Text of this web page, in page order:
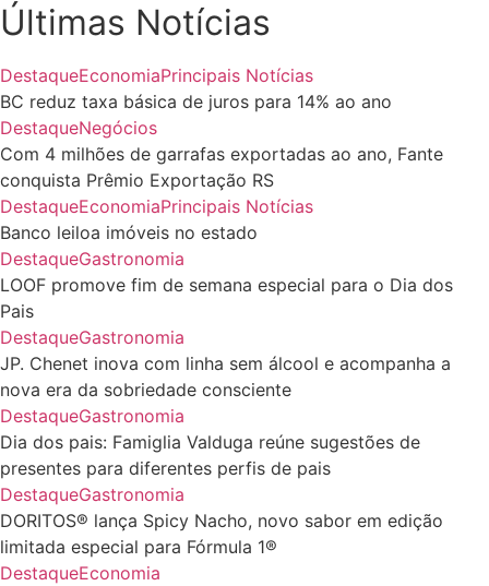
Últimas Notícias
DestaqueEconomiaPrincipais Notícias
BC reduz taxa básica de juros para 14% ao ano
DestaqueNegócios
Com 4 milhões de garrafas exportadas ao ano, Fante
conquista Prêmio Exportação RS
DestaqueEconomiaPrincipais Notícias
Banco leiloa imóveis no estado
DestaqueGastronomia
LOOF promove fim de semana especial para o Dia dos
Pais
DestaqueGastronomia
JP. Chenet inova com linha sem álcool e acompanha a
nova era da sobriedade consciente
DestaqueGastronomia
Dia dos pais: Famiglia Valduga reúne sugestões de
presentes para diferentes perfis de pais
DestaqueGastronomia
DORITOS® lança Spicy Nacho, novo sabor em edição
limitada especial para Fórmula 1®
DestaqueEconomia